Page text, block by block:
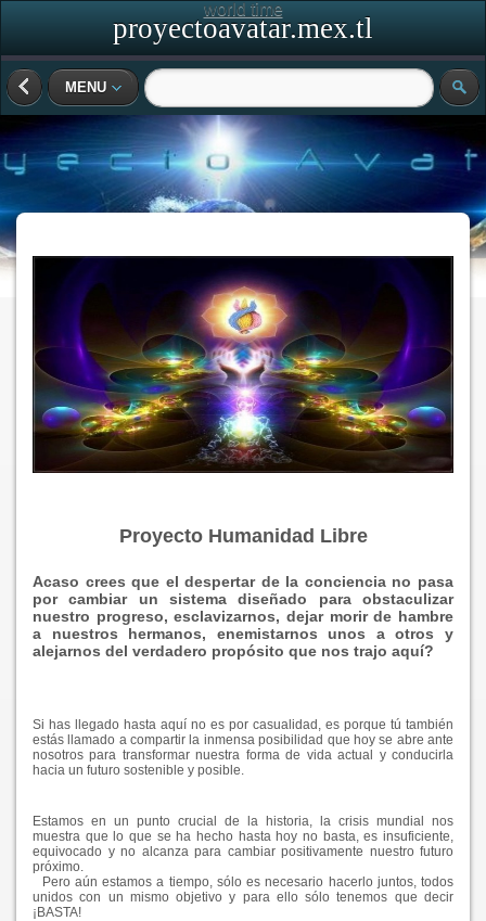
proyectoavatar.mex.tl
MENU
Proyecto Humanidad Libre
Acaso crees que el despertar de la conciencia no pasa
por cambiar un sistema diseñado para obstaculizar
nuestro progreso, esclavizarnos, dejar morir de hambre
a nuestros hermanos, enemistarnos unos a otros y
alejarnos del verdadero propósito que nos trajo aquí?
Si has llegado hasta aquí no es por casualidad, es porque tú también
estás llamado a compartir la inmensa posibilidad que hoy se abre ante
nosotros para transformar nuestra forma de vida actual y conducirla
hacia un futuro sostenible y posible.
Estamos en un punto crucial de la historia, la crisis mundial nos
muestra que lo que se ha hecho hasta hoy no basta, es insuficiente,
equivocado y no alcanza para cambiar positivamente nuestro futuro
próximo.
Pero aún estamos a tiempo, sólo es necesario hacerlo juntos, todos
unidos con un mismo objetivo y para ello sólo tenemos que decir
¡BASTA!
world time